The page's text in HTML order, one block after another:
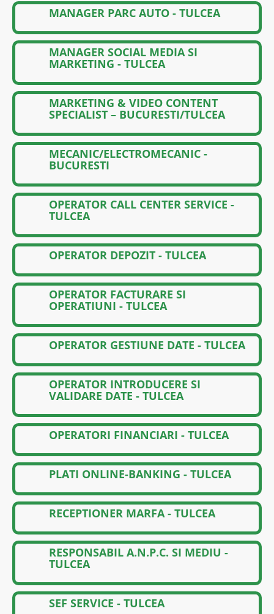
MANAGER PARC AUTO - TULCEA
MANAGER SOCIAL MEDIA SI
MARKETING - TULCEA
MARKETING & VIDEO CONTENT
SPECIALIST – BUCURESTI/TULCEA
MECANIC/ELECTROMECANIC -
BUCURESTI
OPERATOR CALL CENTER SERVICE -
TULCEA
OPERATOR DEPOZIT - TULCEA
OPERATOR FACTURARE SI
OPERATIUNI - TULCEA
OPERATOR GESTIUNE DATE - TULCEA
OPERATOR INTRODUCERE SI
VALIDARE DATE - TULCEA
OPERATORI FINANCIARI - TULCEA
PLATI ONLINE-BANKING - TULCEA
RECEPTIONER MARFA - TULCEA
RESPONSABIL A.N.P.C. SI MEDIU -
TULCEA
SEF SERVICE - TULCEA